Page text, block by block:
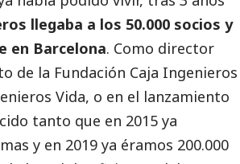
llegaba a los 50.000 socios y
en Barcelona. Como director
de la Fundación Caja Ingenieros
Vida, o en el lanzamiento
tanto que en 2015 ya
y en 2019 ya éramos 200.000